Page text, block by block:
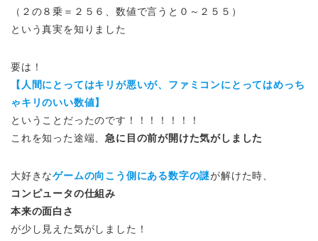
（２の８乗＝２５６、数値で言うと０～２５５）
という真実を知りました
要は！
【人間にとってはキリが悪いが、ファミコンにとってはめっち
ゃキリのいい数値】
ということだったのです！！！！！！！
これを知った途端、急に目の前が開けた気がしました
大好きなゲームの向こう側にある数字の謎が解けた時、
コンピュータの仕組み
本来の面白さ
が少し見えた気がしました！